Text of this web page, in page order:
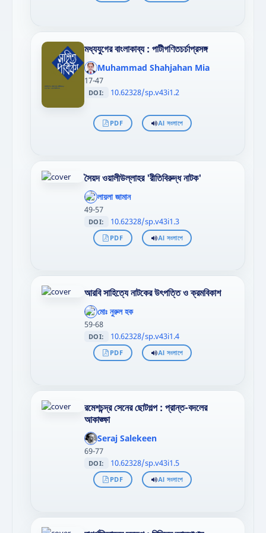
মধ্যযুগের বাংলাকাব্য : পাটীগণিতচর্চাপ্রসঙ্গ
';
};"
>
Muhammad Shahjahan Mia
17-47
DOI: 10.62328/sp.v43i1.2
PDF AI সংলাপে
সৈয়দ ওয়ালীউল্লাহর 'রীতিবিরুদ্ধ নাটক'
';
};"
>
লায়লা জামান
49-57
DOI: 10.62328/sp.v43i1.3
PDF AI সংলাপে
আরবি সাহিত্যে নাটকের উৎপত্তি ও ক্রমবিকাশ
';
};"
>
মোঃ নুরুল হক
59-68
DOI: 10.62328/sp.v43i1.4
PDF AI সংলাপে
রমেশচন্দ্র সেনের ছোটগল্প : প্রান্ত-বদলের
আকাঙ্ক্ষা
';
};"
>
Seraj Salekeen
69-77
DOI: 10.62328/sp.v43i1.5
PDF AI সংলাপে